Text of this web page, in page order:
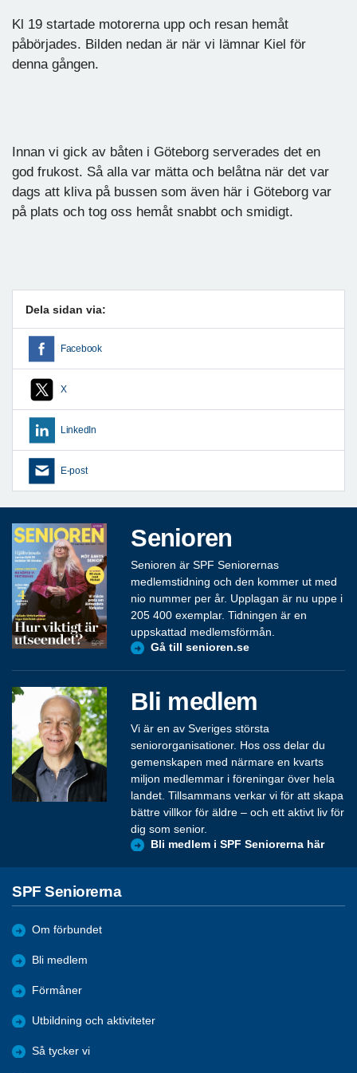
Kl 19 startade motorerna upp och resan hemåt
påbörjades. Bilden nedan är när vi lämnar Kiel för
denna gången.
Innan vi gick av båten i Göteborg serverades det en
god frukost. Så alla var mätta och belåtna när det var
dags att kliva på bussen som även här i Göteborg var
på plats och tog oss hemåt snabbt och smidigt.
Dela sidan via:
Facebook
X
LinkedIn
E-post
Senioren
Senioren är SPF Seniorernas
medlemstidning och den kommer ut med
nio nummer per år. Upplagan är nu uppe i
205 400 exemplar. Tidningen är en
uppskattad medlemsförmån.
Gå till senioren.se
Bli medlem
Vi är en av Sveriges största
seniororganisationer. Hos oss delar du
gemenskapen med närmare en kvarts
miljon medlemmar i föreningar över hela
landet. Tillsammans verkar vi för att skapa
bättre villkor för äldre – och ett aktivt liv för
dig som senior.
Bli medlem i SPF Seniorerna här
SPF Seniorerna
Om förbundet
Bli medlem
Förmåner
Utbildning och aktiviteter
Så tycker vi